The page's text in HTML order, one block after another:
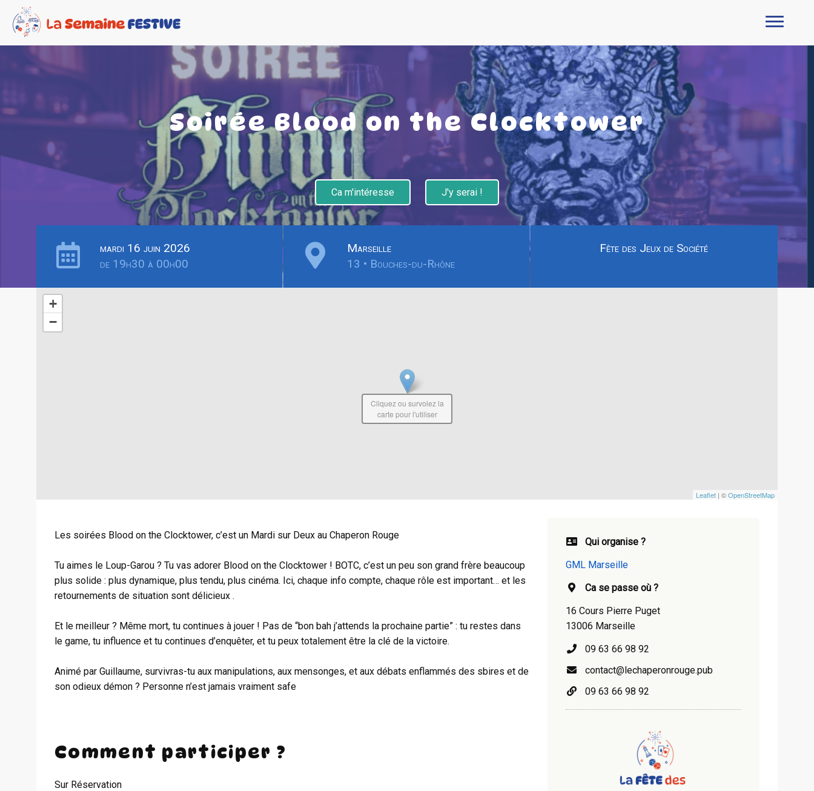
Soirée Blood on the Clocktower
Ca m'intéresse J'y serai !
mardi 16 juin 2026
de 19h30 à 00h00
Marseille
13 • Bouches-du-Rhône
Fête des Jeux de Société
+
−
Leaflet | ©OpenStreetMap
Cliquez ou survolez la
carte pour l'utiliser
Les soirées Blood on the Clocktower, c’est un Mardi sur Deux au Chaperon Rouge
Tu aimes le Loup-Garou ? Tu vas adorer Blood on the Clocktower ! BOTC, c’est un peu son grand frère beaucoup
plus solide : plus dynamique, plus tendu, plus cinéma. Ici, chaque info compte, chaque rôle est important… et les
retournements de situation sont délicieux .
Et le meilleur ? Même mort, tu continues à jouer ! Pas de “bon bah j’attends la prochaine partie” : tu restes dans
le game, tu influence et tu continues d’enquêter, et tu peux totalement être la clé de la victoire.
Animé par Guillaume, survivras-tu aux manipulations, aux mensonges, et aux débats enflammés des sbires et de
son odieux démon ? Personne n’est jamais vraiment safe
Comment participer ?
Sur Réservation
Qui organise ?
GML Marseille
Ca se passe où ?
16 Cours Pierre Puget
13006 Marseille
09 63 66 98 92
contact@lechaperonrouge.pub
09 63 66 98 92